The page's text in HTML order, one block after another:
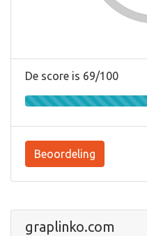
De score is 69/100
Beoordeling
graplinko.com